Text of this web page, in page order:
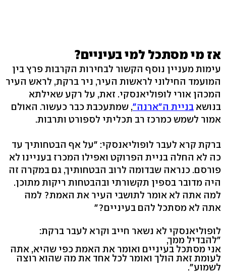
אז מי מסתכל למי בעיניים?
עימות מעניין נוסף הקשור לבחירות הקרבות פרץ בין
המועמד החילוני לראשות העיר, ניר ברקת, לראש העיר
המכהן אורי לופוליאנסקי. זאת, על רקע שאילתא
בנושא בניית ה"ארנה", שמתעכבת כבר כעשור. האולם
אמור לשמש כמרכז רב תכליתי לספורט ותרבות.
ברקת קרא לעבר לופוליאנסקי: "על אף הבטחותיך עד
כה לא החלה בניית הפרוקט ואפילו המכרז בעניינו לא
פורסם. כנראה שבדומה לרוב הבטחותיך, גם במקרה זה
היה מדובר בספין תקשורתי ובהבטחות ריקות מתוכן.
למה אתה לא אומר לתושבי העיר את האמת? למה
אתה לא מסתכל להם בעיניים?"
לופוליאנסקי לא נשאר חייב וקרא לעבר ברקת:
"להבדיל ממך,
אני מסתכל בעיניים ואומר את האמת כפי שהיא, אתה
לעומת זאת הולך ואומר לכל אחד את מה שהוא רוצה
לשמוע".